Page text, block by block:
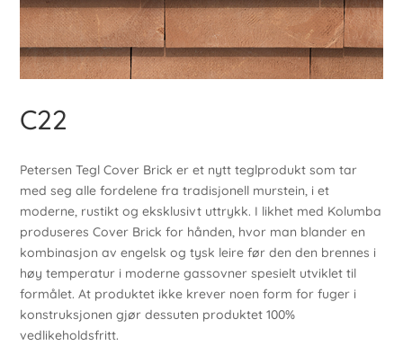
C22
Petersen Tegl Cover Brick er et nytt teglprodukt som tar
med seg alle fordelene fra tradisjonell murstein, i et
moderne, rustikt og eksklusivt uttrykk. I likhet med Kolumba
produseres Cover Brick for hånden, hvor man blander en
kombinasjon av engelsk og tysk leire før den den brennes i
høy temperatur i moderne gassovner spesielt utviklet til
formålet. At produktet ikke krever noen form for fuger i
konstruksjonen gjør dessuten produktet 100%
vedlikeholdsfritt.